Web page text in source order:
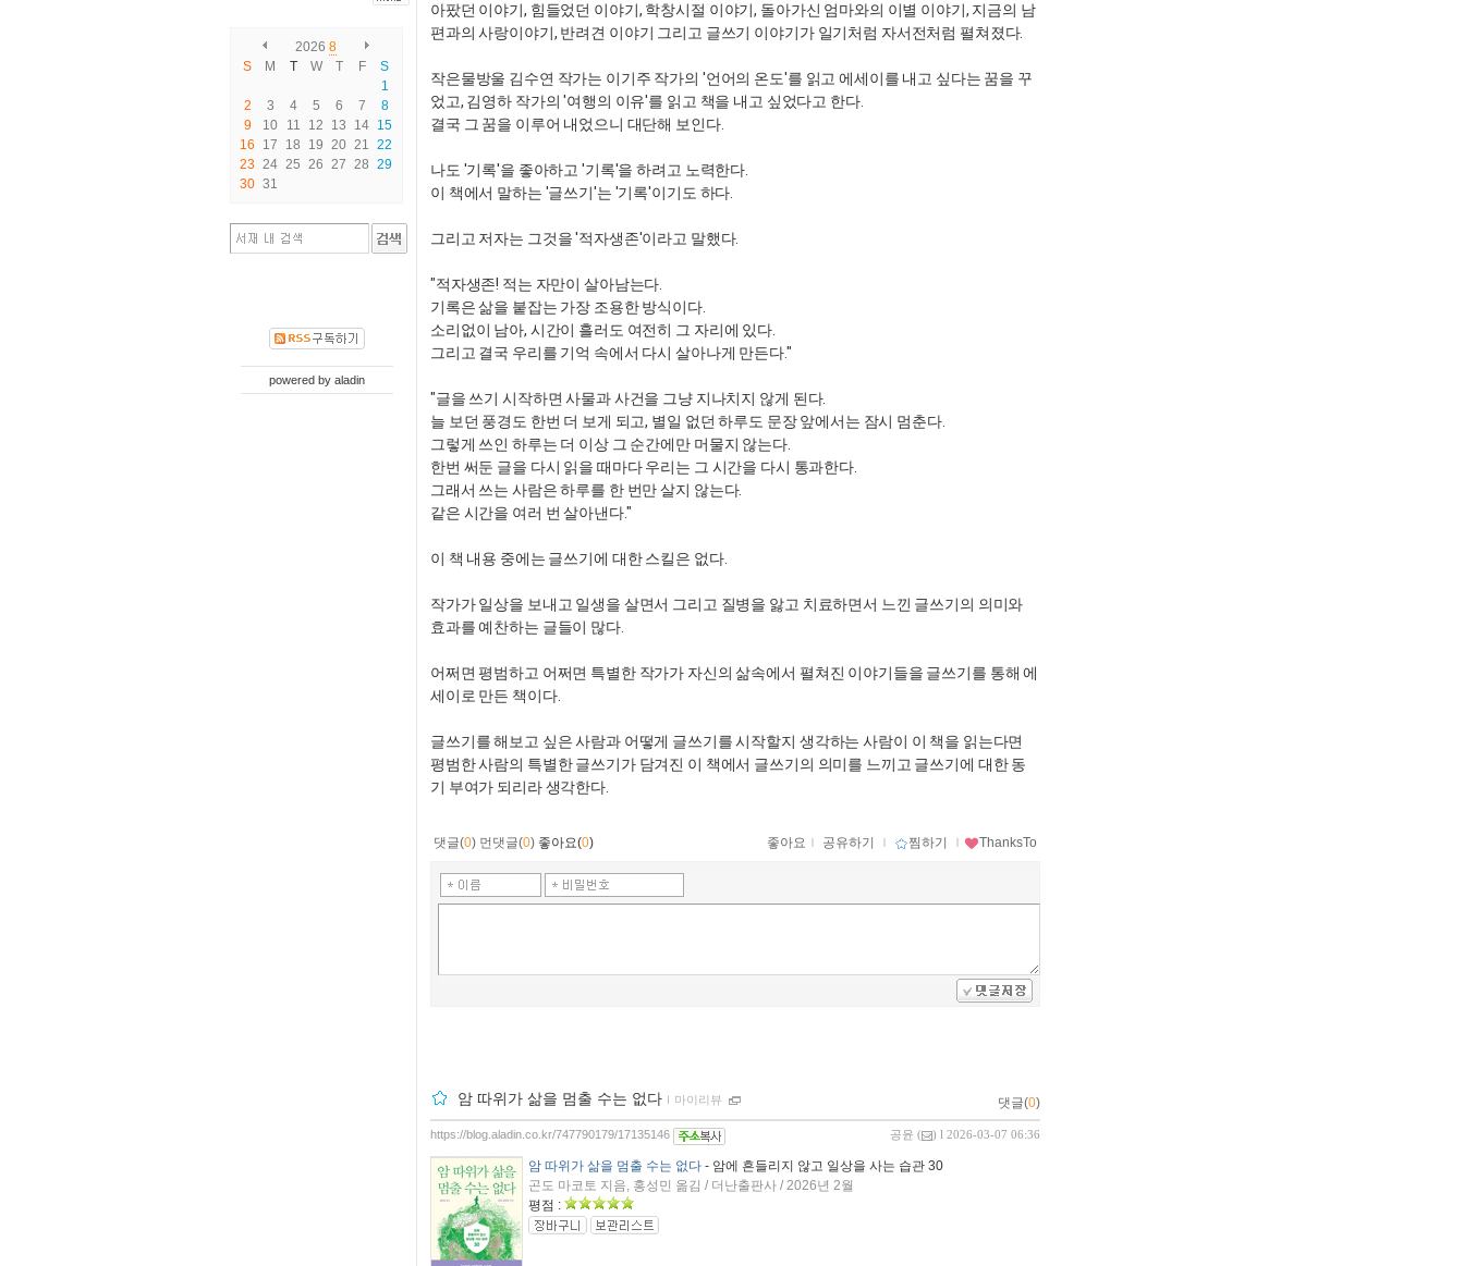
2026 8
S
M T W T F
S
1
2
3 4 5 6 7
8
9
10 11 12 13 14 15
16
17 18 19 20 21 22
23 24 25 26 27 28 29
30 31
powered by aladin
아팠던 이야기, 힘들었던 이야기, 학창시절 이야기, 돌아가신 엄마와의 이별 이야기, 지금의 남
편과의 사랑이야기, 반려견 이야기 그리고 글쓰기 이야기가 일기처럼 자서전처럼 펼쳐졌다.
​작은물방울 김수연 작가는 이기주 작가의 '언어의 온도'를 읽고 에세이를 내고 싶다는 꿈을 꾸
었고, 김영하 작가의 '여행의 이유'를 읽고 책을 내고 싶었다고 한다.
결국 그 꿈을 이루어 내었으니 대단해 보인다.
나도 '기록'을 좋아하고 '기록'을 하려고 노력한다.
이 책에서 말하는 '글쓰기'는 '기록'이기도 하다.
그리고 저자는 그것을 '적자생존'이라고 말했다.
"적자생존! 적는 자만이 살아남는다.
기록은 삶을 붙잡는 가장 조용한 방식이다.
소리없이 남아, 시간이 흘러도 여전히 그 자리에 있다.
그리고 결국 우리를 기억 속에서 다시 살아나게 만든다."
"글을 쓰기 시작하면 사물과 사건을 그냥 지나치지 않게 된다.
늘 보던 풍경도 한번 더 보게 되고, 별일 없던 하루도 문장 앞에서는 잠시 멈춘다.
그렇게 쓰인 하루는 더 이상 그 순간에만 머물지 않는다.
한번 써둔 글을 다시 읽을 때마다 우리는 그 시간을 다시 통과한다.
그래서 쓰는 사람은 하루를 한 번만 살지 않는다.
같은 시간을 여러 번 살아낸다."
이 책 내용 중에는 글쓰기에 대한 스킬은 없다.
작가가 일상을 보내고 일생을 살면서 그리고 질병을 앓고 치료하면서 느낀 글쓰기의 의미와
효과를 예찬하는 글들이 많다.
​어쩌면 평범하고 어쩌면 특별한 작가가 자신의 삶속에서 펼쳐진 이야기들을 글쓰기를 통해 에
세이로 만든 책이다.
​글쓰기를 해보고 싶은 사람과 어떻게 글쓰기를 시작할지 생각하는 사람이 이 책을 읽는다면
평범한 사람의 특별한 글쓰기가 담겨진 이 책에서 글쓰기의 의미를 느끼고 글쓰기에 대한 동
기 부여가 되리라 생각한다.
댓글(0) 먼댓글(0) 좋아요(0) 좋아요 ｌ 공유하기 ｌ 찜하기 ｌ ThanksTo
암 따위가 삶을 멈출 수는 없다 ｌ 마이리뷰 댓글(0)
공윤 ( ) l 2026-03-07 06:36
https://blog.aladin.co.kr/747790179/17135146
암 따위가 삶을 멈출 수는 없다 - 암에 흔들리지 않고 일상을 사는 습관 30
곤도 마코토 지음, 홍성민 옮김 / 더난출판사 / 2026년 2월
평점 :